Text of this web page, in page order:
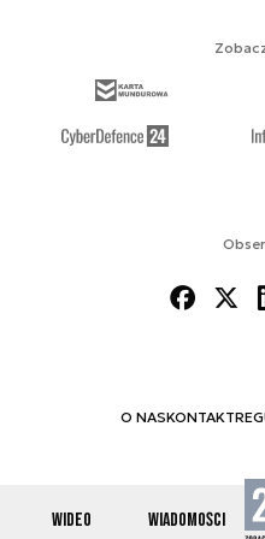
WIDEO WIADOMOŚCI
O NASKONTAKT
© 2012-